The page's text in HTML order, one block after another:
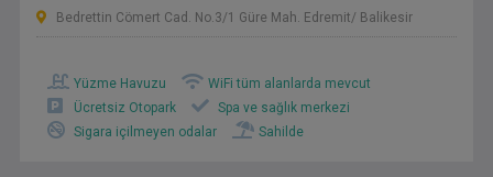
Bedrettin Cömert Cad. No.3/1 Güre Mah. Edremit/ Balikesir
Yüzme Havuzu
WiFi tüm alanlarda mevcut
Ücretsiz Otopark
Spa ve sağlık merkezi
Sigara içilmeyen odalar
Sahilde